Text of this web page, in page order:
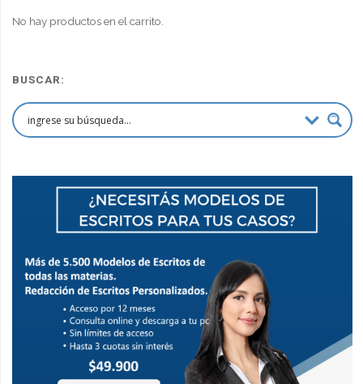
No hay productos en el carrito.
BUSCAR: